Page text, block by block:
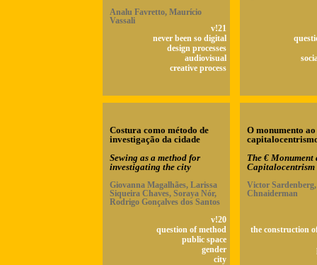
Analu Favretto, Maurício
Vassali
v!21
never been so digital
design processes
audiovisual
creative process
Costura como método de
investigação da cidade
Sewing as a method for
investigating the city
Giovanna Magalhães, Larissa
Siqueira Chaves, Soraya Nór,
Rodrigo Gonçalves dos Santos
v!20
question of method
public space
gender
city
O monumento ao
The € Monument
Capitalocentrism
Victor
Chnaiderman
the construction